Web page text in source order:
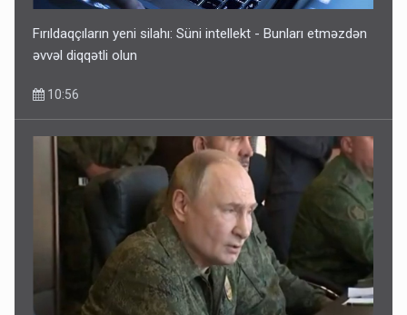
Fırıldaqçıların yeni silahı: Süni intellekt - Bunları etməzdən
əvvəl diqqətli olun
10:56